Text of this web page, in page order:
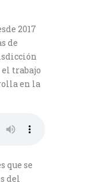
2017
de
el trabajo
en la
que se
del